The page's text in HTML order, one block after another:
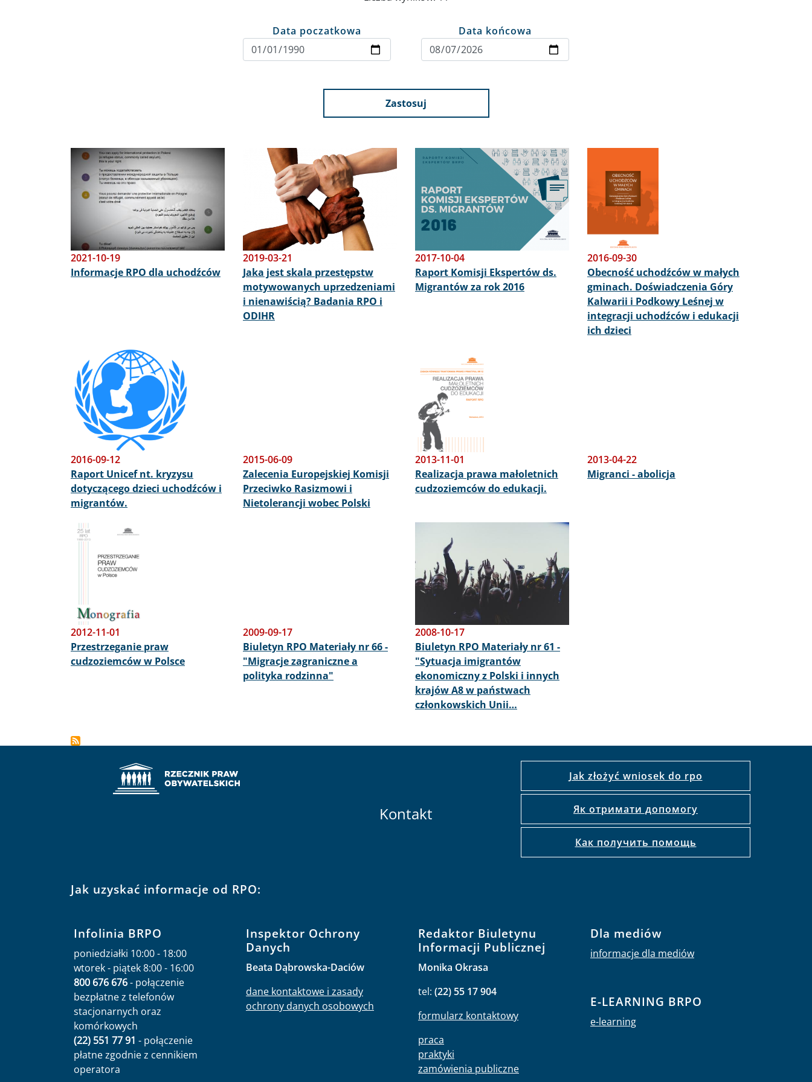
Data poczatkowa Data końcowa
Zastosuj
Obraz
2021-10-19
Informacje RPO dla uchodźców
Obraz
2019-03-21
Jaka jest skala przestępstw
motywowanych uprzedzeniami
i nienawiścią? Badania RPO i
ODIHR
Obraz
2017-10-04
Raport Komisji Ekspertów ds.
Migrantów za rok 2016
2016-09-30
Obecność uchodźców w małych
gminach. Doświadczenia Góry
Kalwarii i Podkowy Leśnej w
integracji uchodźców i edukacji
ich dzieci
Obraz
2016-09-12
Raport Unicef nt. kryzysu
dotyczącego dzieci uchodźców i
migrantów.
2015-06-09
Zalecenia Europejskiej Komisji
Przeciwko Rasizmowi i
Nietolerancji wobec Polski
2013-11-01
Realizacja prawa małoletnich
cudzoziemców do edukacji.
2013-04-22
Migranci - abolicja
Obraz
2012-11-01
Przestrzeganie praw
cudzoziemców w Polsce
2009-09-17
Biuletyn RPO Materiały nr 66 -
"Migracje zagraniczne a
polityka rodzinna"
2008-10-17
Biuletyn RPO Materiały nr 61 -
"Sytuacja imigrantów
ekonomiczny z Polski i innych
krajów A8 w państwach
członkowskich Unii…
Kontakt
Jak złożyć wniosek do rpo
Як отримати допомогу
Как получить помощь
Jak uzyskać informacje od RPO:
Infolinia BRPO
poniedziałki 10:00 - 18:00
wtorek - piątek 8:00 - 16:00
800 676 676- połączenie
bezpłatne z telefonów
stacjonarnych oraz
komórkowych
(22) 551 77 91 - połączenie
płatne zgodnie z cennikiem
operatora
Inspektor Ochrony
Danych
Beata Dąbrowska-Daciów
dane kontaktowe i zasady
ochrony danych osobowych
Redaktor Biuletynu
Informacji Publicznej
Monika Okrasa
tel: (22) 55 17 904
formularz kontaktowy
praca
praktyki
zamówienia publiczne
Dla mediów
informacje dla mediów
E-LEARNING BRPO
e-learning